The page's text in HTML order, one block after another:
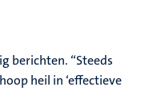
berichten. “Steeds
heil in ‘effectieve